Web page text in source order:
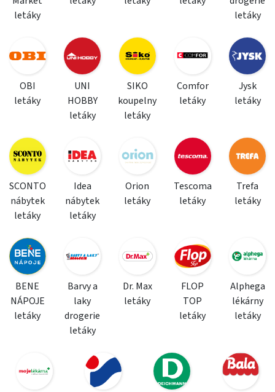
letáky
letáky
OBI
letáky
UNI
HOBBY
letáky
SIKO
koupelny
letáky
Comfor
letáky
Jysk
letáky
SCONTO
nábytek
letáky
Idea
nábytek
letáky
Orion
letáky
Tescoma
letáky
Trefa
letáky
BENE
NÁPOJE
letáky
Barvy a
laky
drogerie
letáky
Dr. Max
letáky
FLOP
TOP
letáky
Alphega
lékárny
letáky